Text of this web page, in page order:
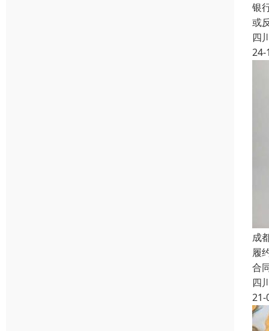
银
或
四
24-
成
履
合
四
21-